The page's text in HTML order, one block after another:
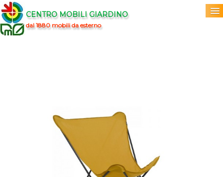
CENTRO MOBILI GIARDINO
dal 1880 mobili da esterno